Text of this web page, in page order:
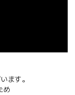
ます。
め